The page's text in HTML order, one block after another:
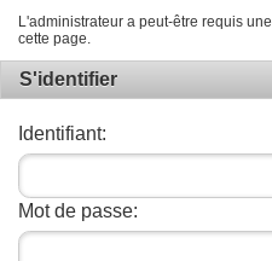
L'administrateur a peut-être requis une
cette page.
S'identifier
Identifiant:
Mot de passe: